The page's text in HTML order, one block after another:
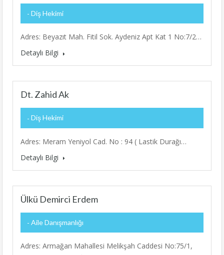
Diş Hekimi
Adres: Beyazıt Mah. Fitil Sok. Aydeniz Apt Kat 1 No:7/2…
Detaylı Bilgi
Dt. Zahid Ak
Diş Hekimi
Adres: Meram Yeniyol Cad. No : 94 ( Lastik Durağı…
Detaylı Bilgi
Ülkü Demirci Erdem
Aile Danışmanlığı
Adres: Armağan Mahallesi Melikşah Caddesi No:75/1,